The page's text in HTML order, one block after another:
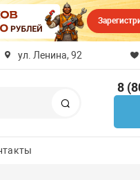
ул. Ленина, 92
8